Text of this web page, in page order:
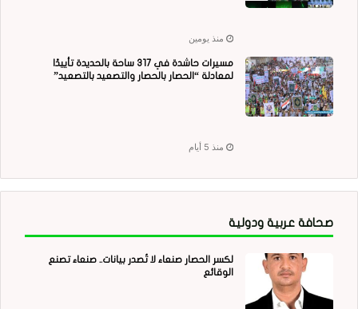
منذ يومين
مسيرات حاشدة في 317 ساحة بالحديدة تأييدًا
لمعادلة “الحصار بالحصار والتصعيد بالتصعيد”
منذ 5 أيام
صحافة عربية ودولية
لكسر الحصار صنعاء لا تُصدر بيانات.. صنعاء تصنع
الوقائع